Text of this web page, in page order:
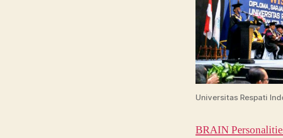
Universitas Respati
BRAIN